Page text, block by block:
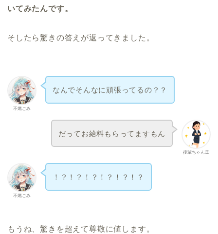
いてみたんです。
そしたら驚きの答えが返ってきました。
不燃ごみ
なんでそんなに頑張ってるの？？
後輩ちゃん③
だってお給料もらってますもん
不燃ごみ
！？！？！？！？！？！？
もうね、驚きを超えて尊敬に値します。